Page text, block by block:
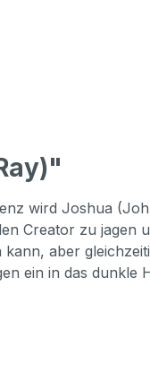
wird Joshua
Creator zu jagen
aber
ein in das